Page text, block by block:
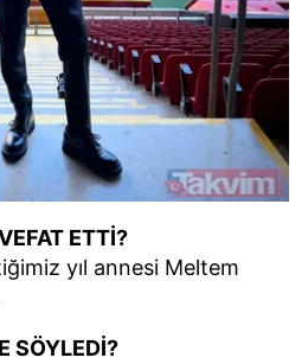
ETTİ?
yıl annesi Meltem
SÖYLEDİ?